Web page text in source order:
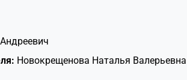
Новокрещенова Наталья Валерьевна